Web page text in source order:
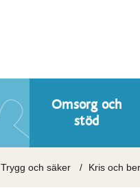
Omsorg och
stöd
Trygg och säker Kris och